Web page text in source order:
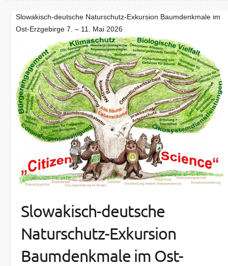
Slowakisch-deutsche Naturschutz-Exkursion Baumdenkmale im
Ost-Erzgebirge 7. – 11. Mai 2026
Slowakisch-deutsche
Naturschutz-Exkursion
Baumdenkmale im Ost-